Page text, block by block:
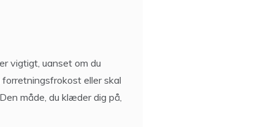
vigtigt, uanset om du
eller skal
måde, du klæder dig på,